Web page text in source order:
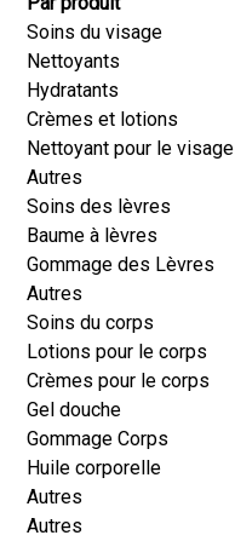
Soins du visage
Nettoyants
Hydratants
Crèmes et lotions
Nettoyant pour le visage
Autres
Soins des lèvres
Baume à lèvres
Gommage des Lèvres
Autres
Soins du corps
Lotions pour le corps
Crèmes pour le corps
Gel douche
Gommage Corps
Huile corporelle
Autres
Autres